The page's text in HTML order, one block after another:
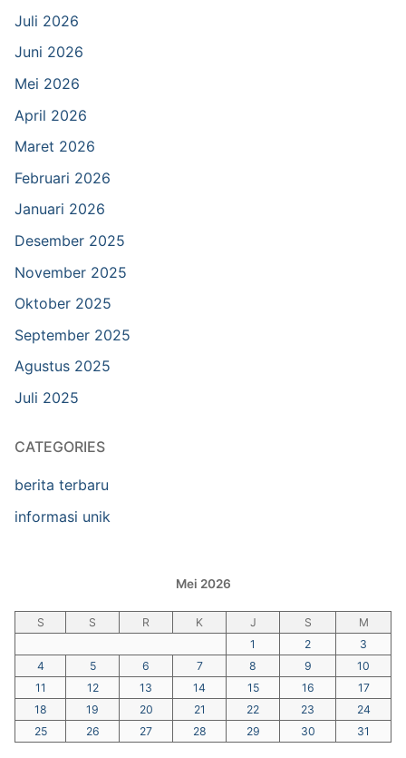
Juli 2026
Juni 2026
Mei 2026
April 2026
Maret 2026
Februari 2026
Januari 2026
Desember 2025
November 2025
Oktober 2025
September 2025
Agustus 2025
Juli 2025
CATEGORIES
berita terbaru
informasi unik
Mei 2026
S S R K J S
M
1
2
3
4
5 6 7 8 9
10
11
12 13 14 15 16
17
18
19 20 21 22 23
24
25
26 27 28 29 30 31